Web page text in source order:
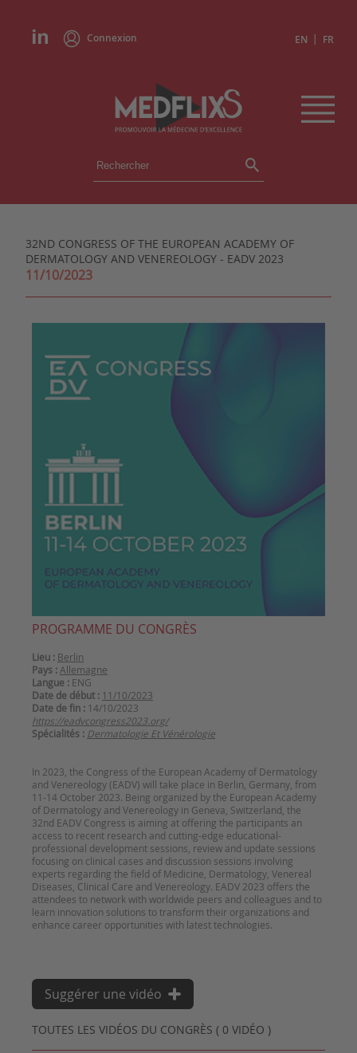
Connexion EN | FR
ÉVÉNEMENTS
INSTITUTIONS
CONGRÈS EN RÉSUMÉ
32ND CONGRESS OF THE EUROPEAN ACADEMY OF
DERMATOLOGY AND VENEREOLOGY - EADV 2023
11/10/2023
PROGRAMME DU CONGRÈS
Lieu : Berlin
Pays : Allemagne
Langue : ENG
Date de début : 11/10/2023
Date de fin : 14/10/2023
https://eadvcongress2023.org/
Spécialités : Dermatologie Et Vénérologie
In 2023, the Congress of the European Academy of Dermatology
and Venereology (EADV) will take place in Berlin, Germany, from
11-14 October 2023. Being organized by the European Academy
of Dermatology and Venereology in Geneva, Switzerland, the
32nd EADV Congress is aiming at offering the participants an
access to recent research and cutting-edge educational-
professional development sessions, review and update sessions
focusing on clinical cases and discussion sessions involving
experts regarding the field of Medicine, Dermatology, Venereal
Diseases, Clinical Care and Venereology. EADV 2023 offers the
attendees to network with worldwide peers and colleagues and to
learn innovation solutions to transform their organizations and
enhance career opportunities with latest technologies.
TOUTES LES VIDÉOS DU CONGRÈS ( 0 VIDÉO )
Suggérer une vidéo